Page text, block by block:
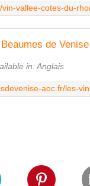
in: Anglais